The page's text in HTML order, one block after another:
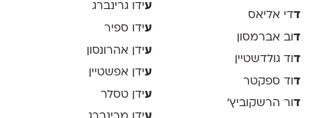
דדי אליאס
דוב אברמסון
דוד גולדשטיין
דוד ספקטר
דור הרשקוביץ׳
עידו גרינברג
עידו ספיר
עידן אהרונסון
עידן אפשטיין
עידן טסלר